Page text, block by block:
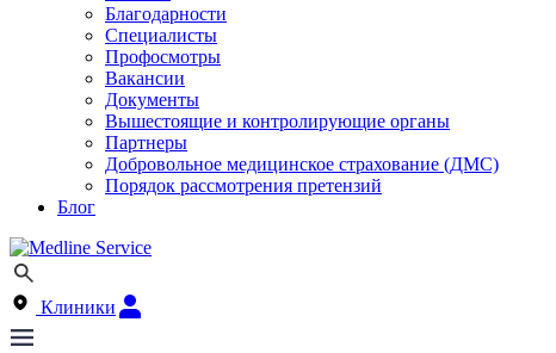
Благодарности
Специалисты
Профосмотры
Вакансии
Документы
Вышестоящие и контролирующие органы
Партнеры
Добровольное медицинское страхование (ДМС)
Порядок рассмотрения претензий
Блог
Клиники